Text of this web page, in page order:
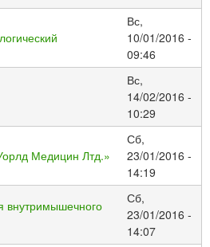
Вс,
10/01/2016 -
09:46
Вс,
14/02/2016 -
10:29
Медицин Лтд.»
Сб,
23/01/2016 -
14:19
внутримышечного
Сб,
23/01/2016 -
14:07